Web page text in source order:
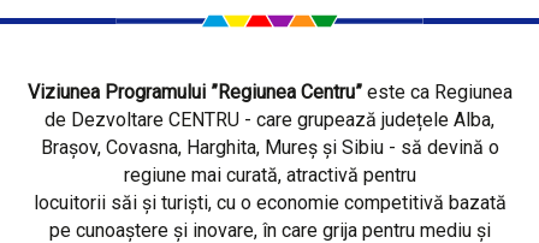
Viziunea Programului ”Regiunea Centru”este ca Regiunea
de Dezvoltare CENTRU - care grupează județele Alba,
Brașov, Covasna, Harghita, Mureș și Sibiu - să devină o
regiune mai curată, atractivă pentru
locuitorii săi și turiști, cu o economie competitivă bazată
pe cunoaștere și inovare, în care grija pentru mediu și